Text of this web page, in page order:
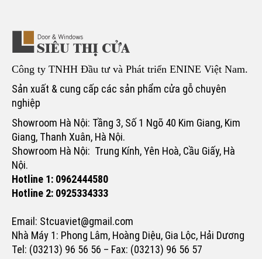
Công ty TNHH Đầu tư và Phát triển ENINE Việt Nam.
Sản xuất & cung cấp các sản phẩm cửa gỗ chuyên
nghiệp
Showroom Hà Nội: Tầng 3, Số 1 Ngõ 40 Kim Giang, Kim
Giang, Thanh Xuân, Hà Nội.
Showroom Hà Nội: Trung Kính, Yên Hoà, Cầu Giấy, Hà
Nội.
Hotline 1: 0962444580
Hotline 2: 0925334333
Email: Stcuaviet@gmail.com
Nhà Máy 1: Phong Lâm, Hoàng Diệu, Gia Lộc, Hải Dương
Tel: (03213) 96 56 56 – Fax: (03213) 96 56 57